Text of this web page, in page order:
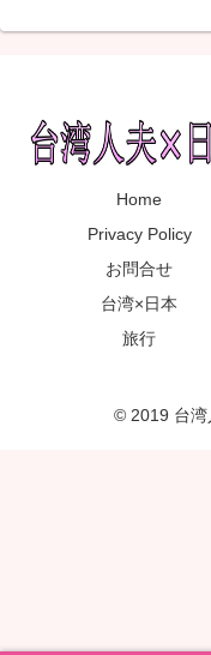
Home
Privacy Policy
お問合せ
台湾×日本
旅行
© 2019 台湾